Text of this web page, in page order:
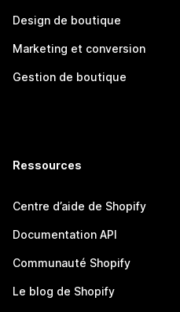
Design de boutique
Marketing et conversion
Gestion de boutique
Ressources
Centre d’aide de Shopify
Documentation API
Communauté Shopify
Le blog de Shopify